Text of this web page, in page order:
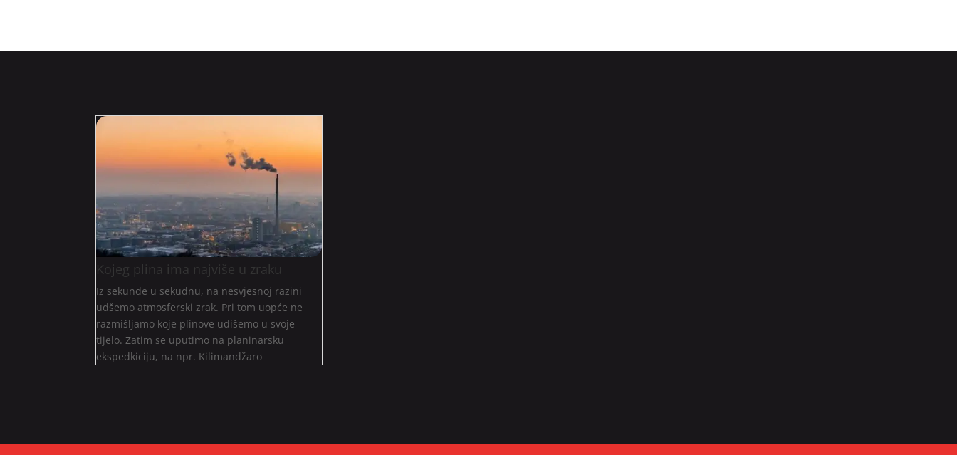
Kojeg plina ima najviše u zraku
Iz sekunde u sekudnu, na nesvjesnoj razini
udšemo atmosferski zrak. Pri tom uopće ne
razmišljamo koje plinove udišemo u svoje
tijelo. Zatim se uputimo na planinarsku
ekspedkiciju, na npr. Kilimandžaro